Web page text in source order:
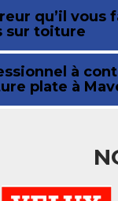
qu’il vous
sur toiture
à
plate à